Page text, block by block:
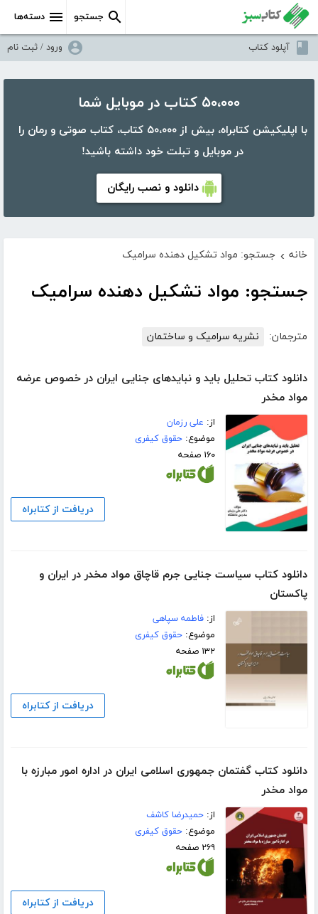
دسته‌ها جستجو
آپلود کتاب ورود / ثبت نام
۵۰،۰۰۰ کتاب در موبایل شما
با اپلیکیشن کتابراه، بیش از ۵۰،۰۰۰ کتاب، کتاب صوتی و رمان را
در موبایل و تبلت خود داشته باشید!
دانلود و نصب رایگان
خانه › جستجو: مواد تشکیل دهنده سرامیک
جستجو: مواد تشکیل دهنده سرامیک
مترجمان: نشریه سرامیک و ساختمان
دانلود کتاب تحلیل باید و نبایدهای جنایی ایران در خصوص عرضه
مواد مخدر
از: علی رزمان
موضوع:حقوق کیفری
۱۶۰ صفحه
دریافت از کتابراه
دانلود کتاب سیاست جنایی جرم قاچاق مواد مخدر در ایران و
پاکستان
از:فاطمه سپاهی
موضوع:حقوق کیفری
۱۳۲ صفحه
دریافت از کتابراه
دانلود کتاب گفتمان جمهوری اسلامی ایران در اداره امور مبارزه با
مواد مخدر
از:حمیدرضا کاشف
موضوع:حقوق کیفری
۲۶۹ صفحه
دریافت از کتابراه